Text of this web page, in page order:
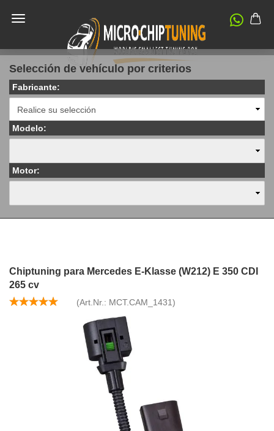
Selección de vehículo por criterios
Fabricante:
Modelo:
Motor:
Chiptuning para Mercedes E-Klasse (W212) E 350 CDI
265 cv
(Art.Nr.: MCT.CAM_1431)